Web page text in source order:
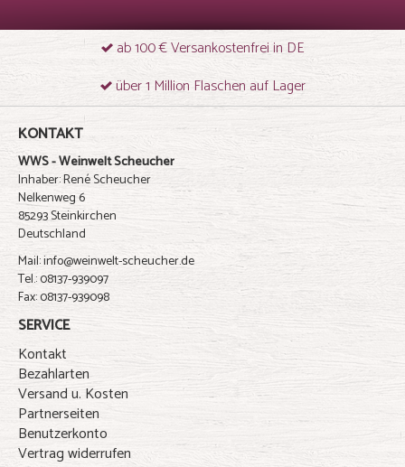
ab 100 € Versankostenfrei in DE
über 1 Million Flaschen auf Lager
KONTAKT
WWS - Weinwelt Scheucher
Inhaber: René Scheucher
Nelkenweg 6
85293 Steinkirchen
Deutschland
Mail: info@weinwelt-scheucher.de
Tel.: 08137-939097
Fax: 08137-939098
SERVICE
Kontakt
Bezahlarten
Versand u. Kosten
Partnerseiten
Benutzerkonto
Vertrag widerrufen